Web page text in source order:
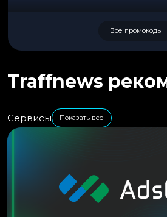
Все промокоды
Traffnews
Сервисы Показать все